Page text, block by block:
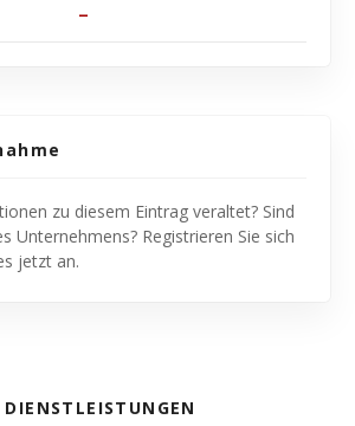
–
zu diesem Eintrag veraltet? Sind
Unternehmens? Registrieren Sie sich
jetzt an.